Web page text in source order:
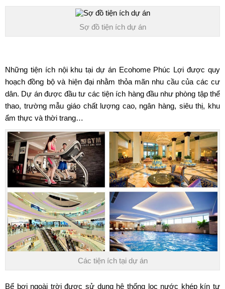
Sợ đồ tiện ích dự án
Những tiện ích nội khu tại dự án Ecohome Phúc Lợi được quy
hoạch đồng bộ và hiện đại nhằm thỏa mãn nhu cầu của các cư
dân. Dự án được đầu tư các tiện ích hàng đầu như phòng tập thể
thao, trường mẫu giáo chất lượng cao, ngân hàng, siêu thị, khu
ẩm thực và thời trang…
Các tiện ích tại dự án
Bể bơi ngoài trời được sử dụng hệ thống lọc nước khép kín tự